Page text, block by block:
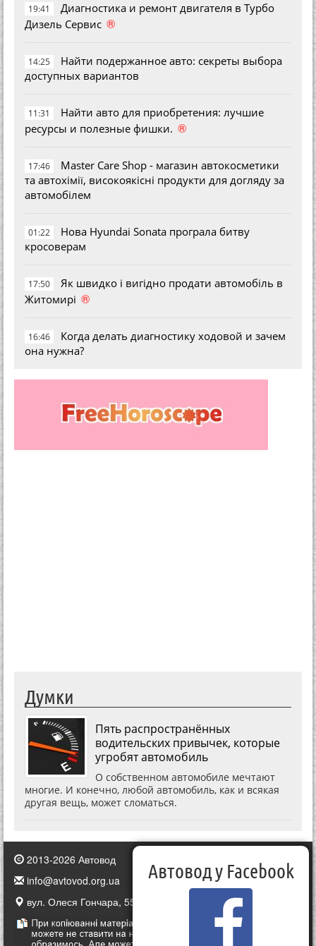
19:41
Диагностика и ремонт двигателя в Турбо
Дизель Сервис ®
14:25
Найти подержанное авто: секреты выбора
доступных вариантов
11:31
Найти авто для приобретения: лучшие
ресурсы и полезные фишки. ®
17:46
Master Care Shop - магазин автокосметики
та автохімії, високоякісні продукти для догляду за
автомобілем
01:22
Нова Hyundai Sonata програла битву
кросоверам
17:50
Як швидко і вигідно продати автомобіль в
Житомирі ®
16:46
Когда делать диагностику ходовой и зачем
она нужна?
Думки
Пять распространённых
водительских привычек, которые
угробят автомобиль
О собственном автомобиле мечтают
многие. И конечно, любой автомобиль, как и всякая
другая вещь, может сломаться.
2013-2026 Автовод
info@avtovod.org.ua
вул. Олеся Гончара, 55, Київ, Україна
Автовод у Facebook